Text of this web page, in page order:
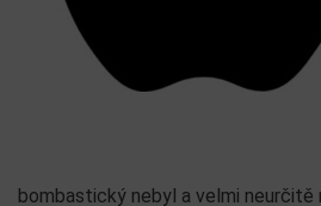
bombastický nebyl a velmi neurčitě